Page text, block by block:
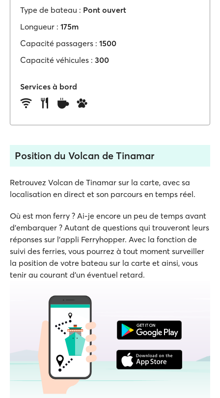
Type de bateau : Pont ouvert
Longueur : 175m
Capacité passagers : 1500
Capacité véhicules : 300
Services à bord
Position du Volcan de Tinamar
Retrouvez Volcan de Tinamar sur la carte, avec sa
localisation en direct et son parcours en temps réel.
Où est mon ferry ? Ai-je encore un peu de temps avant
d'embarquer ? Autant de questions qui trouveront leurs
réponses sur l'appli Ferryhopper. Avec la fonction de
suivi des ferries, vous pourrez à tout moment surveiller
la position de votre bateau sur la carte et ainsi, vous
tenir au courant d'un éventuel retard.